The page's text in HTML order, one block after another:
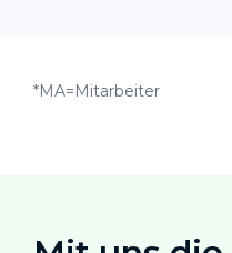
*MA=Mitarbeiter